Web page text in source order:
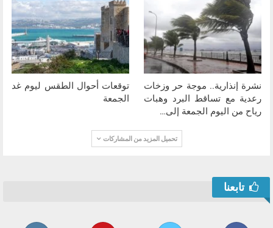
نشرة إنذارية.. موجة حر وزخات
رعدية مع تساقط البرد وهبات
رياح من اليوم الجمعة إلى…
توقعات أحوال الطقس ليوم غد
الجمعة
تحميل المزيد من المشاركات
تابعنا